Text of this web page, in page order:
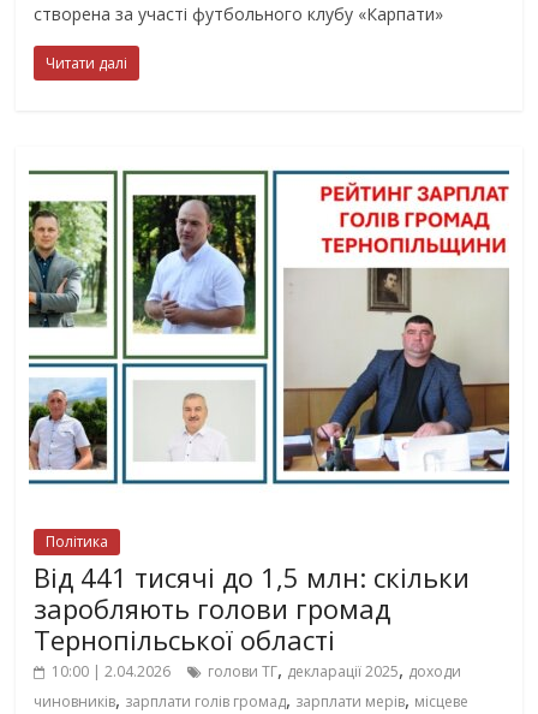
створена за участі футбольного клубу «Карпати»
Читати далі
Політика
Від 441 тисячі до 1,5 млн: скільки
заробляють голови громад
Тернопільської області
10:00 | 2.04.2026 голови ТГ, декларації 2025, доходи
чиновників, зарплати голів громад, зарплати мерів, місцеве